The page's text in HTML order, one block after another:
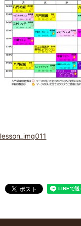
lesson_img011